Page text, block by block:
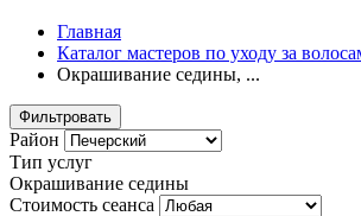
Главная
Каталог мастеров по уходу за
Окрашивание седины, ...
Фильтровать
Район
Тип услуг
Окрашивание седины
Стоимость сеанса